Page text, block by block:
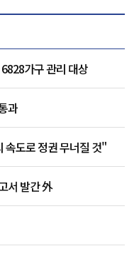
가구 관리 대상
과
속도로 정권 무너질 것"
서 발간 外